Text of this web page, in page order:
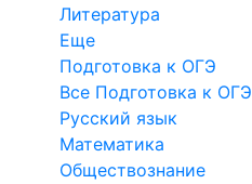
Литература
Еще
Подготовка к ОГЭ
Все Подготовка к ОГЭ
Русский язык
Математика
Обществознание